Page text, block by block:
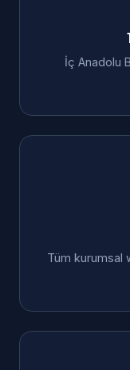
İç Anadolu
Tüm kurumsal